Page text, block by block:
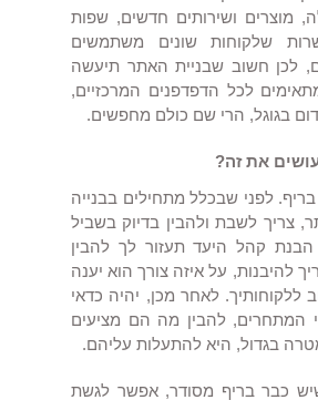
מוצרים ושירותים חדשים, שפות
שלקוחות שונים משתמשים
לכן חשוב שבניית האתר תיעשה
לכל הדפדפנים המרכזיים,
בגוגל, הרי שם כולם מחפשים.
את זה?
לפני שבכלל מתחילים בבנייה
צריך לשבת ולהבין בדיוק בשביל
הבנת קהל היעד תעזור לך להבין
להיבנות, על איזה צורך הוא יענה
לאחר מכן, יהיה כדאי
המתחרים, להבין מה הם מציעים
בגדול, היא להתעלות עליהם.
כבר בריף מסודר, אפשר לגשת